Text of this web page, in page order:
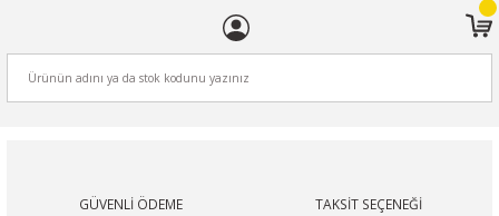
GÜVENLİ ÖDEME TAKSİT SEÇENEĞİ